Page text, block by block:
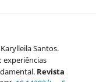
Santos.
experiências
Revista